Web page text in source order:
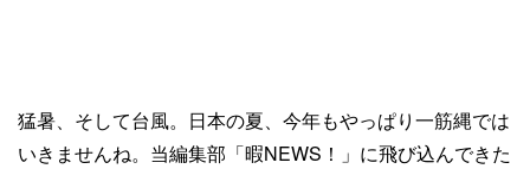
猛暑、そして台風。日本の夏、今年もやっぱり一筋縄では
いきませんね。当編集部「暇NEWS！」に飛び込んできた